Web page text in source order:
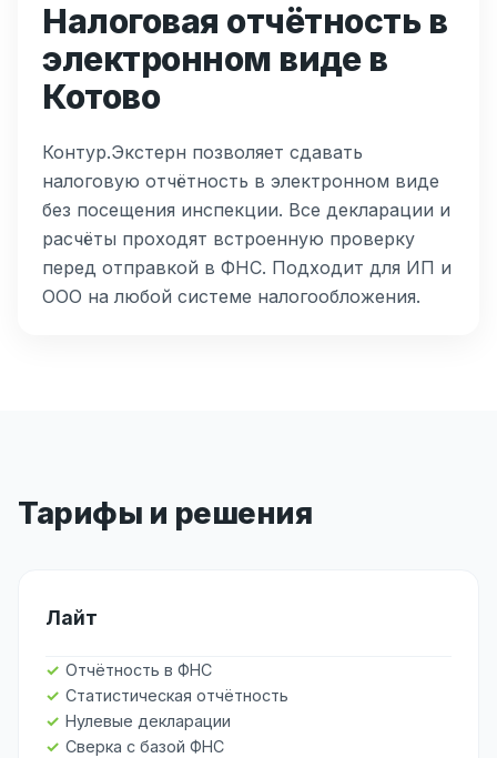
Налоговая отчётность в
электронном виде в
Котово
Контур.Экстерн позволяет сдавать
налоговую отчётность в электронном виде
без посещения инспекции. Все декларации и
расчёты проходят встроенную проверку
перед отправкой в ФНС. Подходит для ИП и
ООО на любой системе налогообложения.
Тарифы и решения
Лайт
Отчётность в ФНС
Статистическая отчётность
Нулевые декларации
Сверка с базой ФНС